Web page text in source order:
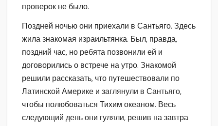
проверок не было.
Поздней ночью они приехали в Сантьяго. Здесь
жила знакомая израильтянка. Был, правда,
поздний час, но ребята позвонили ей и
договорились о встрече на утро. Знакомой
решили рассказать, что путешествовали по
Латинской Америке и заглянули в Сантьяго,
чтобы полюбоваться Тихим океаном. Весь
следующий день они гуляли, решив на завтра